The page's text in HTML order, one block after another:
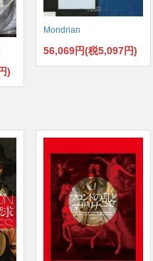
)
Mondrian
56,069円(税5,097円)